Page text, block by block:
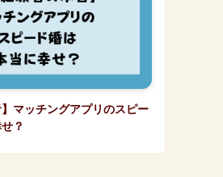
】マッチングアプリのスピー
？